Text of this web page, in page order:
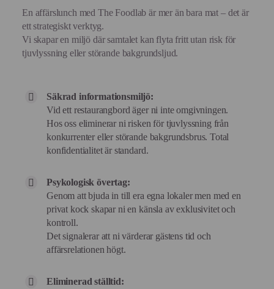
En affärslunch med The Foodlab är mer än bara mat – det är
ett strategiskt verktyg.
Vi skapar en miljö där samtalet kan flyta fritt utan risk för
tjuvlyssning eller störande bakgrundsljud.
Säkrad informationsmiljö:
Vid ett restaurangbord äger ni inte omgivningen.
Hos oss eliminerar ni risken för tjuvlyssning från
konkurrenter eller störande bakgrundsbrus. Total
konfidentialitet är standard.
Psykologisk övertag:
Genom att bjuda in till era egna lokaler men med en
privat kock skapar ni en känsla av exklusivitet och
kontroll.
Det signalerar att ni värderar gästens tid och
affärsrelationen högt.
Eliminerad ställtid: